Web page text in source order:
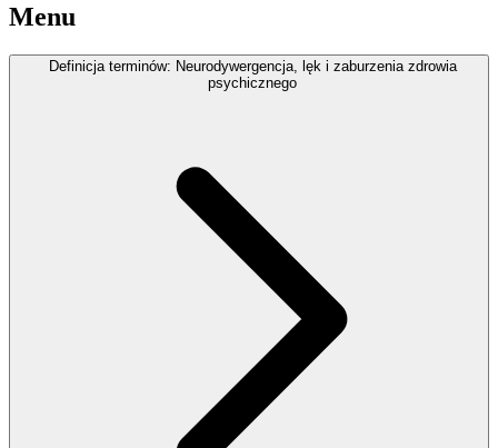
Menu
Definicja terminów: Neurodywergencja, lęk i zaburzenia zdrowia
psychicznego